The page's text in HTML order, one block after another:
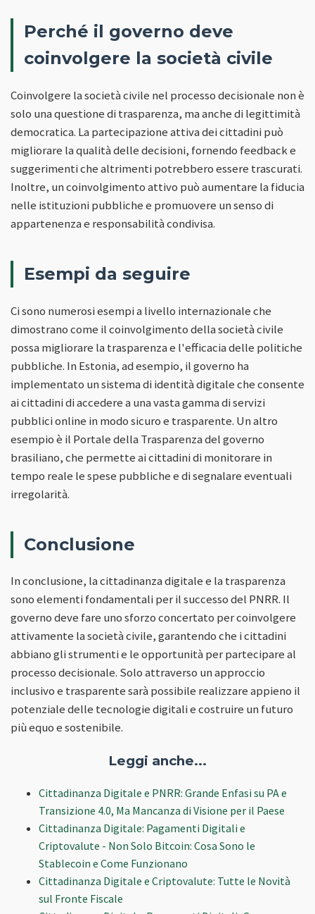
Perché il governo deve
coinvolgere la società civile
Coinvolgere la società civile nel processo decisionale non è
solo una questione di trasparenza, ma anche di legittimità
democratica. La partecipazione attiva dei cittadini può
migliorare la qualità delle decisioni, fornendo feedback e
suggerimenti che altrimenti potrebbero essere trascurati.
Inoltre, un coinvolgimento attivo può aumentare la fiducia
nelle istituzioni pubbliche e promuovere un senso di
appartenenza e responsabilità condivisa.
Esempi da seguire
Ci sono numerosi esempi a livello internazionale che
dimostrano come il coinvolgimento della società civile
possa migliorare la trasparenza e l'efficacia delle politiche
pubbliche. In Estonia, ad esempio, il governo ha
implementato un sistema di identità digitale che consente
ai cittadini di accedere a una vasta gamma di servizi
pubblici online in modo sicuro e trasparente. Un altro
esempio è il Portale della Trasparenza del governo
brasiliano, che permette ai cittadini di monitorare in
tempo reale le spese pubbliche e di segnalare eventuali
irregolarità.
Conclusione
In conclusione, la cittadinanza digitale e la trasparenza
sono elementi fondamentali per il successo del PNRR. Il
governo deve fare uno sforzo concertato per coinvolgere
attivamente la società civile, garantendo che i cittadini
abbiano gli strumenti e le opportunità per partecipare al
processo decisionale. Solo attraverso un approccio
inclusivo e trasparente sarà possibile realizzare appieno il
potenziale delle tecnologie digitali e costruire un futuro
più equo e sostenibile.
Leggi anche...
Cittadinanza Digitale e PNRR: Grande Enfasi su PA e
Transizione 4.0, Ma Mancanza di Visione per il Paese
Cittadinanza Digitale: Pagamenti Digitali e
Criptovalute - Non Solo Bitcoin: Cosa Sono le
Stablecoin e Come Funzionano
Cittadinanza Digitale e Criptovalute: Tutte le Novità
sul Fronte Fiscale